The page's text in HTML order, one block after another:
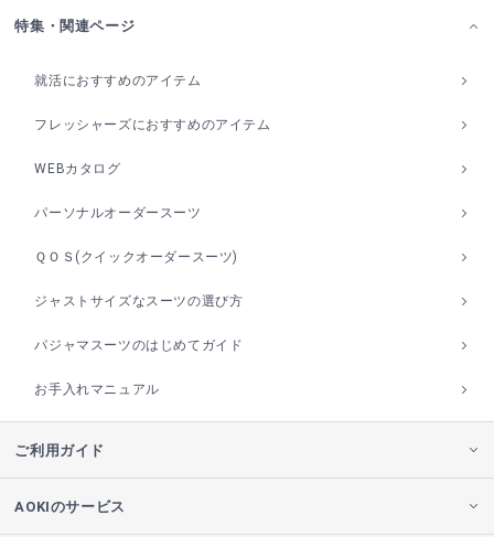
特集・関連ページ
就活におすすめのアイテム
フレッシャーズにおすすめのアイテム
WEBカタログ
パーソナルオーダースーツ
ＱＯＳ(クイックオーダースーツ)
ジャストサイズなスーツの選び方
パジャマスーツのはじめてガイド
お手入れマニュアル
ご利用ガイド
AOKIのサービス